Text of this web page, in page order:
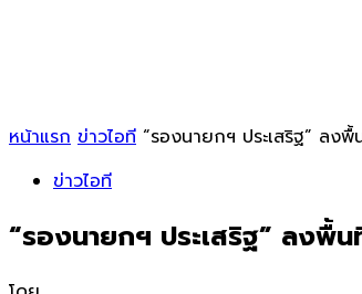
หน้าแรก ข่าวไอที “รองนายกฯ ประเสริฐ” ลง
ข่าวไอที
“รองนายกฯ ประเสริฐ” ลงพื้